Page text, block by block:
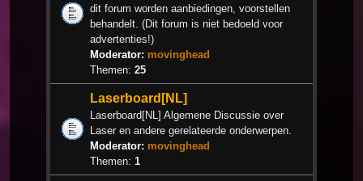
dit forum worden aanbiedingen, voorstellen
behandelt. (Dit forum is niet bedoeld voor
advertenties!)
Moderator: movinghead
Themen: 25
Laserboard[NL]
Laserboard[NL] Algemene Discussie over
Laser en andere gerelateerde onderwerpen.
Moderator: movinghead
Themen: 1